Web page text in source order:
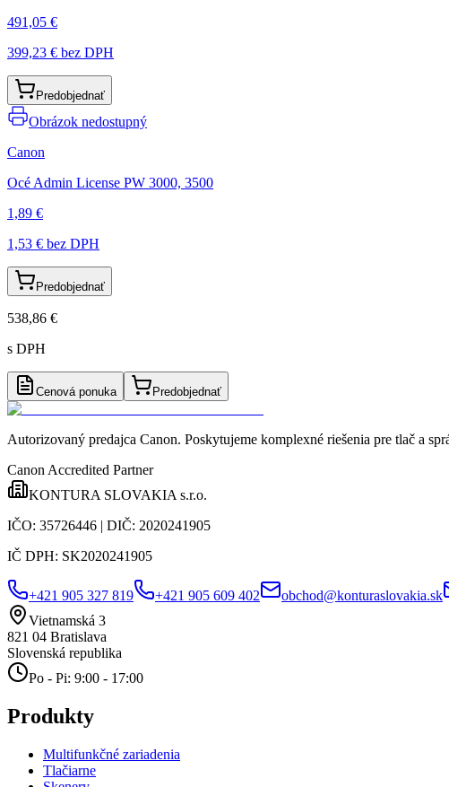
491,05 €
399,23 € bez DPH
Predobjednať
Obrázok nedostupný
Canon
Océ Admin License PW 3000, 3500
1,89 €
1,53 € bez DPH
Predobjednať
538,86 €
s DPH
Cenová ponuka Predobjednať
Autorizovaný predajca Canon. Poskytujeme komplexné riešenia pre tlač a
Canon Accredited Partner
KONTURA SLOVAKIA s.r.o.
IČO: 35726446 | DIČ: 2020241905
IČ DPH: SK2020241905
+421 905 327 819 +421 905 609 402 obchod@konturaslovakia.sk
Vietnamská 3
821 04 Bratislava
Slovenská republika
Po - Pi: 9:00 - 17:00
Produkty
Multifunkčné zariadenia
Tlačiarne